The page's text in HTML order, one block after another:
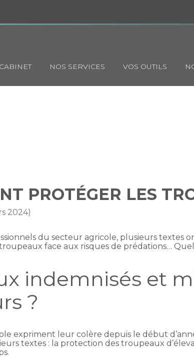
NOS SERVICES VOS OUTILS
PROTÉGER LES
2024)
du secteur agricole, plusieurs textes
face aux risques de prédations…
indemnisés et
?
expriment leur colère depuis le début
textes : la protection des troupeaux